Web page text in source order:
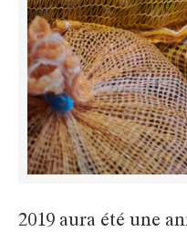
2019 aura été une